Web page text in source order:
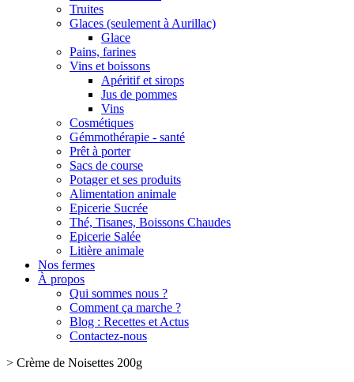
Truites
Glaces (seulement à Aurillac)
Glace
Pains, farines
Vins et boissons
Apéritif et sirops
Jus de pommes
Vins
Cosmétiques
Gémmothérapie - santé
Prêt à porter
Sacs de course
Potager et ses produits
Alimentation animale
Epicerie Sucrée
Thé, Tisanes, Boissons Chaudes
Epicerie Salée
Litière animale
Nos fermes
À propos
Qui sommes nous ?
Comment ça marche ?
Blog : Recettes et Actus
Contactez-nous
> Crème de Noisettes 200g